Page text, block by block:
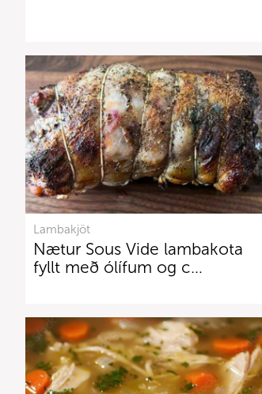
Lambakjöt
Nætur Sous Vide lambakota
fyllt með ólífum og c…